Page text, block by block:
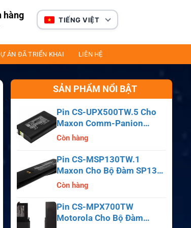
hàng TIẾNG VIỆT
ÁN ĐÃ TRIỂN KHAI LIÊN HỆ
SẢN PHẨM NỔI BẬT
Pin CS-UPX500TW.5 Cho
Maxon Comm-Panion
CP0150, CP0511, CP0515
Còn hàng
Pin CS-MSP130TW.1
Maxon Cho Bộ Đàm SP130,
SP140, SP150, SL55
Còn hàng
Pin CS-MPX700TW
Motorola Cho Bộ Đàm